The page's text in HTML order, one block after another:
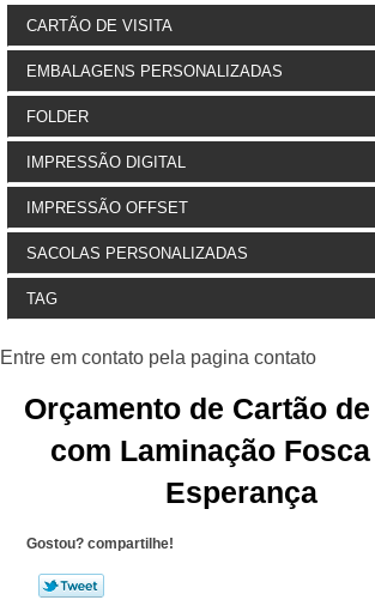
CARTÃO DE VISITA
EMBALAGENS PERSONALIZADAS
FOLDER
IMPRESSÃO DIGITAL
IMPRESSÃO OFFSET
SACOLAS PERSONALIZADAS
TAG
Orçamento de Cartão
com Laminação
Esperança
Gostou? compartilhe!